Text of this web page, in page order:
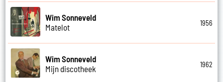
Wim Sonneveld
Matelot
1956
Wim Sonneveld
Mijn discotheek
1962